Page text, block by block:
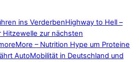
Highway to Hell –
Hitzewelle zur nächsten
More – Nutrition Hype um Proteine
Mobilität in Deutschland und